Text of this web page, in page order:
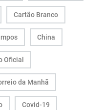
Cartão Branco
China
Oficial
da Manhã
Covid-19